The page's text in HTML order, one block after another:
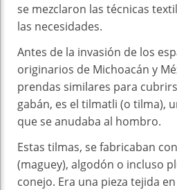
se mezclaron las técnicas
las necesidades.
Antes de la invasión de los
originarios de Michoacán y
prendas similares para
gabán, es el tilmatli (o tilma),
que se anudaba al hombro.
Estas tilmas, se fabricaban
(maguey), algodón o incluso
conejo. Era una pieza tejida